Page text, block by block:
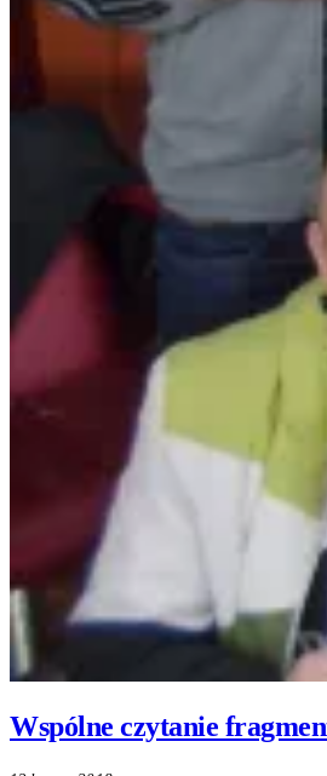
Wspólne czytanie